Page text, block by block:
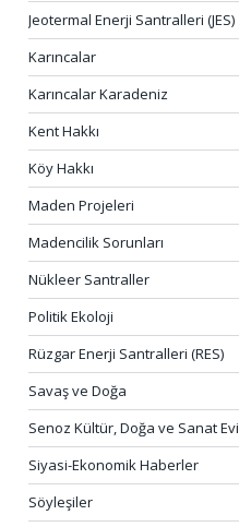
Jeotermal Enerji Santralleri (JES)
Karıncalar
Karıncalar Karadeniz
Kent Hakkı
Köy Hakkı
Maden Projeleri
Madencilik Sorunları
Nükleer Santraller
Politik Ekoloji
Rüzgar Enerji Santralleri (RES)
Savaş ve Doğa
Senoz Kültür, Doğa ve Sanat Evi
Siyasi-Ekonomik Haberler
Söyleşiler